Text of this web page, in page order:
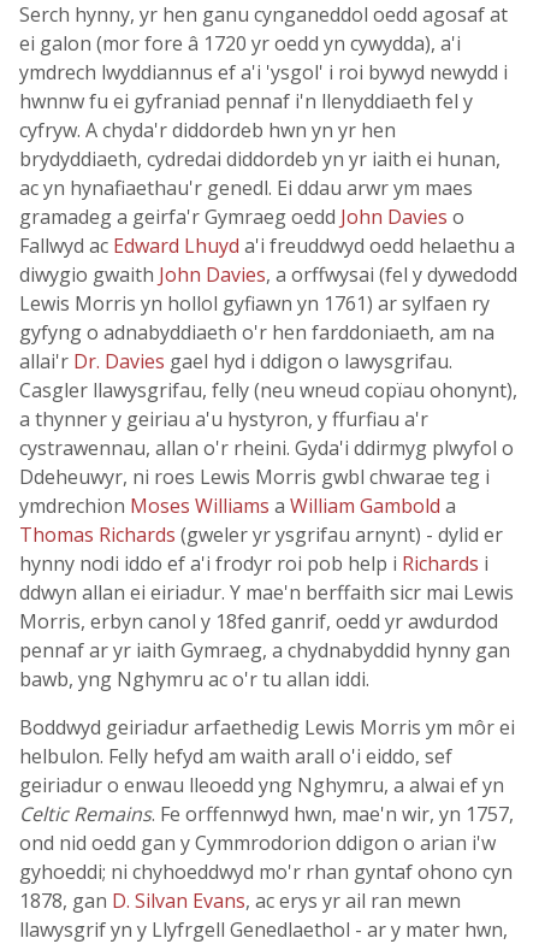
Serch hynny, yr hen ganu cynganeddol oedd agosaf at
ei galon (mor fore â 1720 yr oedd yn cywydda), a'i
ymdrech lwyddiannus ef a'i 'ysgol' i roi bywyd newydd i
hwnnw fu ei gyfraniad pennaf i'n llenyddiaeth fel y
cyfryw. A chyda'r diddordeb hwn yn yr hen
brydyddiaeth, cydredai diddordeb yn yr iaith ei hunan,
ac yn hynafiaethau'r genedl. Ei ddau arwr ym maes
gramadeg a geirfa'r Gymraeg oedd John Davies o
Fallwyd ac Edward Lhuyd a'i freuddwyd oedd helaethu a
diwygio gwaith John Davies, a orffwysai (fel y dywedodd
Lewis Morris yn hollol gyfiawn yn 1761) ar sylfaen ry
gyfyng o adnabyddiaeth o'r hen farddoniaeth, am na
allai'r Dr. Davies gael hyd i ddigon o lawysgrifau.
Casgler llawysgrifau, felly (neu wneud copïau ohonynt),
a thynner y geiriau a'u hystyron, y ffurfiau a'r
cystrawennau, allan o'r rheini. Gyda'i ddirmyg plwyfol o
Ddeheuwyr, ni roes Lewis Morris gwbl chwarae teg i
ymdrechion Moses Williams a William Gambold a
Thomas Richards (gweler yr ysgrifau arnynt) - dylid er
hynny nodi iddo ef a'i frodyr roi pob help i Richards i
ddwyn allan ei eiriadur. Y mae'n berffaith sicr mai Lewis
Morris, erbyn canol y 18fed ganrif, oedd yr awdurdod
pennaf ar yr iaith Gymraeg, a chydnabyddid hynny gan
bawb, yng Nghymru ac o'r tu allan iddi.
Boddwyd geiriadur arfaethedig Lewis Morris ym môr ei
helbulon. Felly hefyd am waith arall o'i eiddo, sef
geiriadur o enwau lleoedd yng Nghymru, a alwai ef yn
Celtic Remains. Fe orffennwyd hwn, mae'n wir, yn 1757,
ond nid oedd gan y Cymmrodorion ddigon o arian i'w
gyhoeddi; ni chyhoeddwyd mo'r rhan gyntaf ohono cyn
1878, gan D. Silvan Evans, ac erys yr ail ran mewn
llawysgrif yn y Llyfrgell Genedlaethol - ar y mater hwn,